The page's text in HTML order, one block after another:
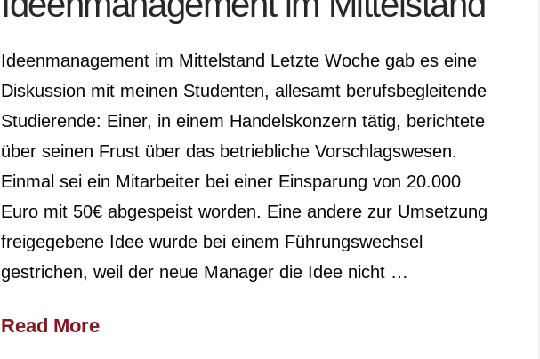
Ideenmanagement im Mittelstand Letzte Woche gab es eine
Diskussion mit meinen Studenten, allesamt berufsbegleitende
Studierende: Einer, in einem Handelskonzern tätig, berichtete
über seinen Frust über das betriebliche Vorschlagswesen.
Einmal sei ein Mitarbeiter bei einer Einsparung von 20.000
Euro mit 50€ abgespeist worden. Eine andere zur Umsetzung
freigegebene Idee wurde bei einem Führungswechsel
gestrichen, weil der neue Manager die Idee nicht …
Read More